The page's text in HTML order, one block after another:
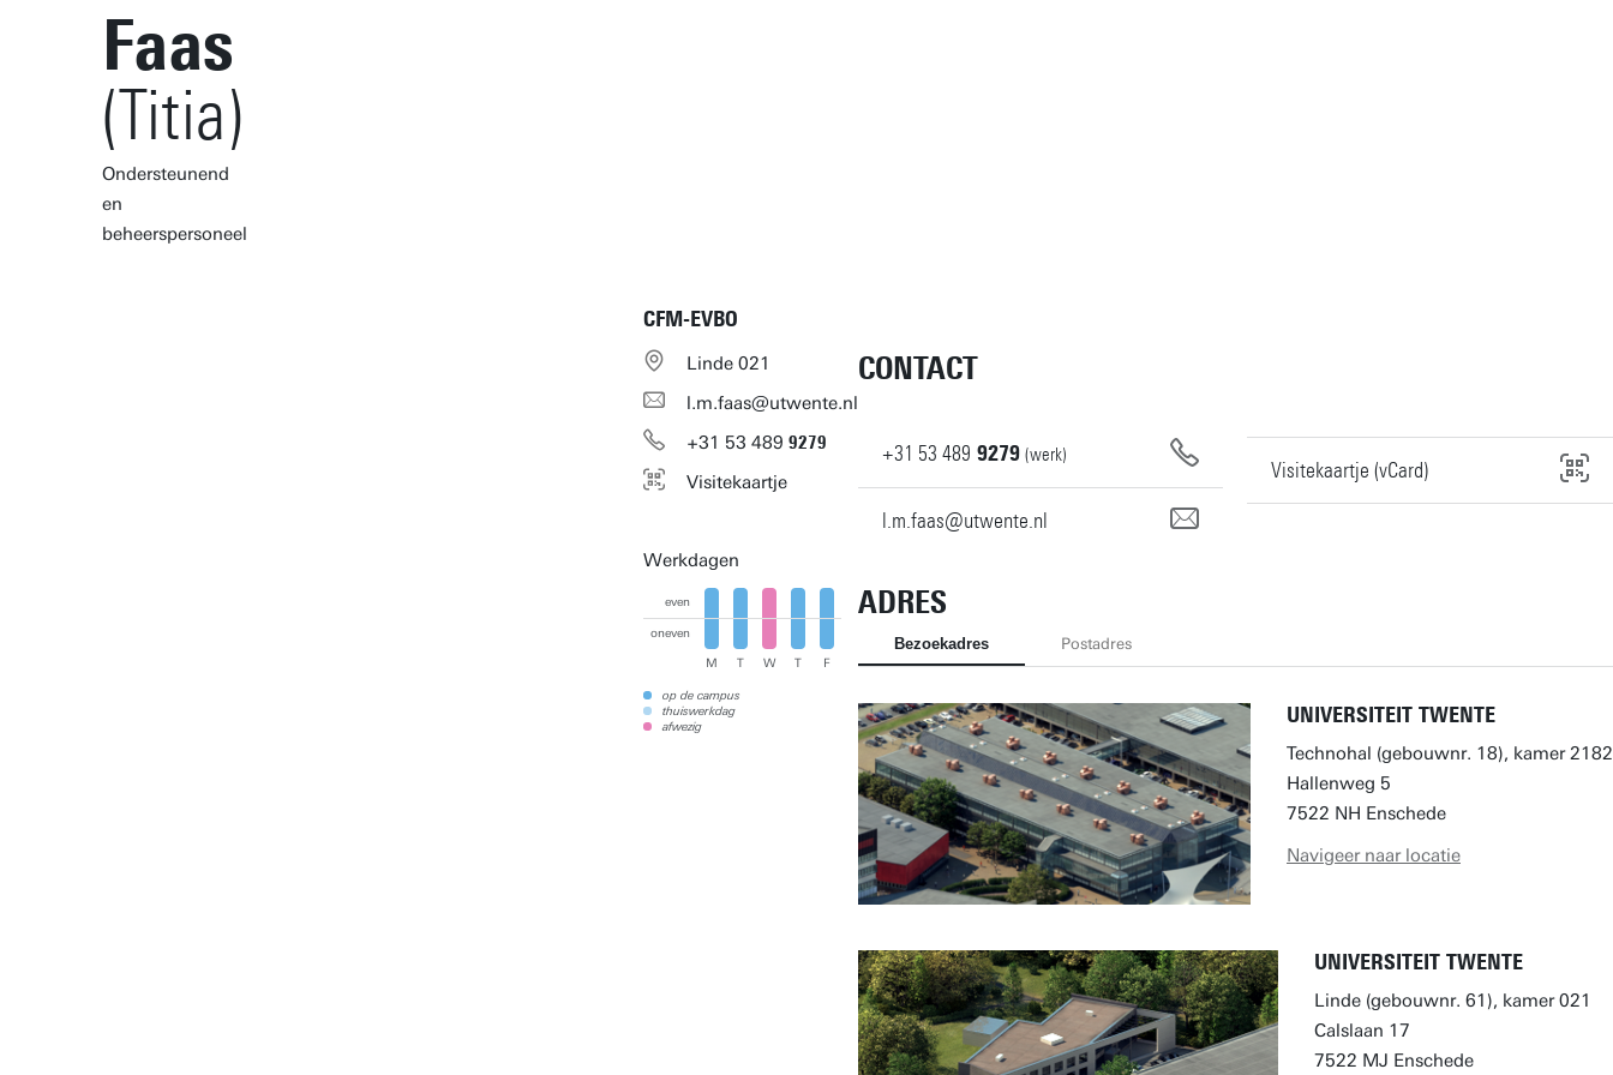
Faas
(Titia)
Ondersteunend
en
beheerspersoneel
CFM-EVBO
Linde 021
l.m.faas@utwente.nl
+31 53 489 9279
Visitekaartje
Werkdagen
even
oneven
M T W T F
op de campus
thuiswerkdag
afwezig
CONTACT
+31 53 489 9279 (werk)
l.m.faas@utwente.nl
Visitekaartje (vCard)
ADRES
Bezoekadres Postadres
UNIVERSITEIT TWENTE
Technohal (gebouwnr. 18), kamer 2182
Hallenweg 5
7522 NH Enschede
Navigeer naar locatie
UNIVERSITEIT TWENTE
Linde (gebouwnr. 61), kamer 021
Calslaan 17
7522 MJ Enschede